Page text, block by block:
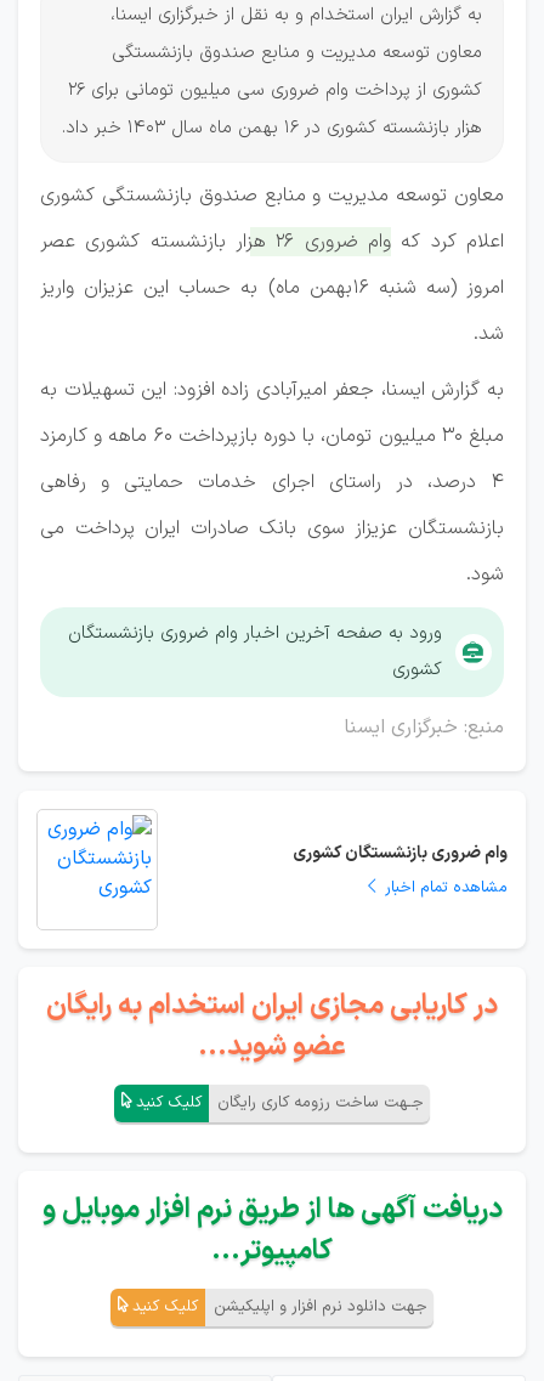
به گزارش ایران استخدام و به نقل از خبرگزاری ایسنا،
معاون توسعه مدیریت و منابع صندوق بازنشستگی
کشوری از پرداخت وام ضروری سی میلیون تومانی برای ۲۶
هزار بازنشسته کشوری در 16 بهمن ماه سال 1403 خبر داد.
معاون توسعه مدیریت و منابع صندوق بازنشستگی کشوری
اعلام کرد که
وام ضروری ۲۶ هزار بازنشسته کشوری عصر
امروز (سه شنبه ۱۶بهمن ماه) به حساب این عزیزان واریز
شد.
به گزارش ایسنا، جعفر امیرآبادی زاده افزود: این تسهیلات به
مبلغ ۳۰ میلیون تومان، با دوره بازپرداخت ۶۰ ماهه و کارمزد
۴ درصد، در راستای اجرای خدمات حمایتی و رفاهی
بازنشستگان عزیزاز سوی بانک صادرات ایران پرداخت می
شود.
ورود به صفحه آخرین اخبار وام ضروری بازنشستگان
کشوری
منبع: خبرگزاری ایسنا
وام ضروری بازنشستگان کشوری
مشاهده تمام اخبار
در کاریابی مجازی ایران استخدام به رایگان
عضو شوید...
جـهت ساخت رزومه کاری رایگان کلیک کنید
دریافت آگهی ها از طریق نرم افزار موبایل و
کامپیوتر...
جهت دانلود نرم افزار و اپلیکیشن کلیک کنید